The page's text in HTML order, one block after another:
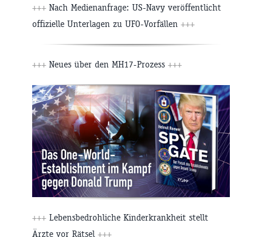
+++ Nach Medienanfrage: US-Navy veröffentlicht
offizielle Unterlagen zu UFO-Vorfällen +++
+++ Neues über den MH17-Prozess +++
+++ Lebensbedrohliche Kinderkrankheit stellt
Ärzte vor Rätsel +++